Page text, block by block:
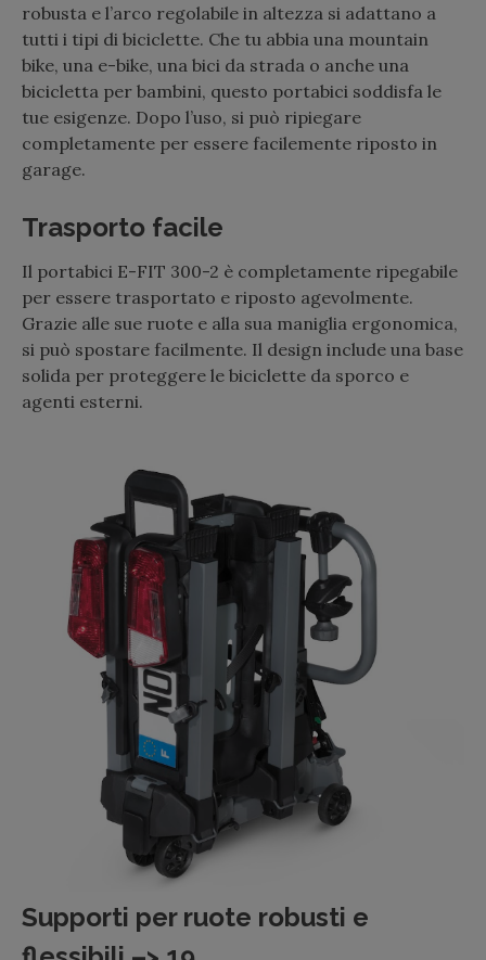
robusta e l’arco regolabile in altezza si adattano a
tutti i tipi di biciclette. Che tu abbia una mountain
bike, una e-bike, una bici da strada o anche una
bicicletta per bambini, questo portabici soddisfa le
tue esigenze. Dopo l’uso, si può ripiegare
completamente per essere facilemente riposto in
garage.
Trasporto facile
Il portabici E-FIT 300-2 è completamente ripegabile
per essere trasportato e riposto agevolmente.
Grazie alle sue ruote e alla sua maniglia ergonomica,
si può spostare facilmente. Il design include una base
solida per proteggere le biciclette da sporco e
agenti esterni.
Supporti per ruote robusti e